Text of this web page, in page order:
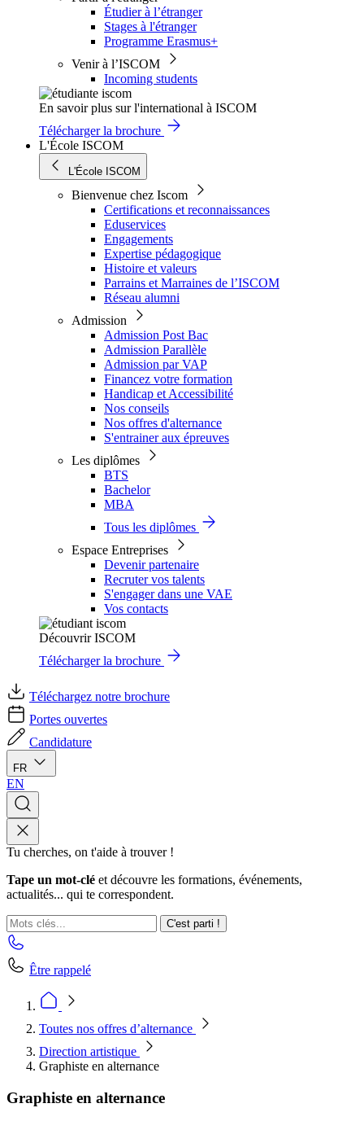
Étudier à l’étranger
Stages à l'étranger
Programme Erasmus+
Venir à l’ISCOM
Incoming students
En savoir plus sur l'international à ISCOM
Télécharger la brochure
L'École ISCOM
L'École ISCOM
Bienvenue chez Iscom
Certifications et reconnaissances
Eduservices
Engagements
Expertise pédagogique
Histoire et valeurs
Parrains et Marraines de l’ISCOM
Réseau alumni
Admission
Admission Post Bac
Admission Parallèle
Admission par VAP
Financez votre formation
Handicap et Accessibilité
Nos conseils
Nos offres d'alternance
S'entrainer aux épreuves
Les diplômes
BTS
Bachelor
MBA
Tous les diplômes
Espace Entreprises
Devenir partenaire
Recruter vos talents
S'engager dans une VAE
Vos contacts
Découvrir ISCOM
Télécharger la brochure
Téléchargez notre brochure
Portes ouvertes
Candidature
FR
EN
Tu cherches, on t'aide à trouver !
Tape un mot-clé et découvre les formations, événements,
actualités... qui te correspondent.
C'est parti !
Être rappelé
Toutes nos offres d’alternance
Direction artistique
Graphiste en alternance
Graphiste en alternance